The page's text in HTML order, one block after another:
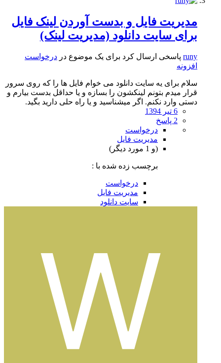
مدیریت فایل و بدست آوردن لینک فایل
برای سایت دانلود (مدیریت لینک)
runy پاسخی ارسال کرد برای یک موضوع در درخواست
افزونه
سلام برای یه سایت دانلود می خوام فایل ها را که روی سرور
قرار میدم بتونم لینکشون را بسازه و یا حداقل بدست بیارم و
دستی وارد نکنم. اگر میشناسید و یا راه حلی دارید بگید.
6 تیر 1394
2 پاسخ
درخواست
مدیریت فایل
(و 1 مورد دیگر)
برچسب زده شده با :
درخواست
مدیریت فایل
سایت دانلود